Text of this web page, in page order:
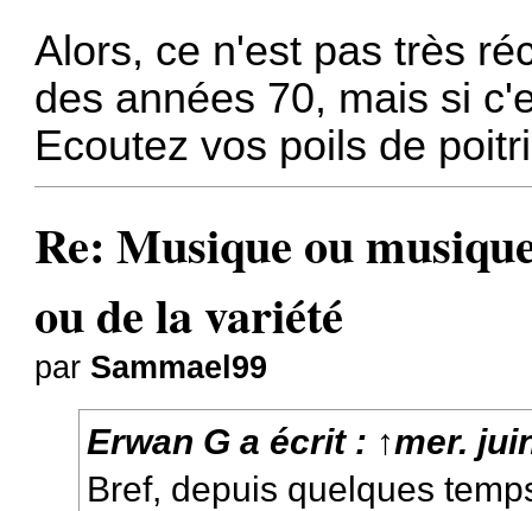
Alors, ce n'est pas très
des années 70, mais si
Ecoutez vos poils de
Re: Musique ou
ou de la variété
par Sammael99
Erwan G a écrit : ↑mer.
Bref, depuis quelques